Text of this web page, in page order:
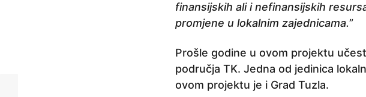
finansijskih ali i nefinansijskih
promjene u lokalnim zajednicama.”
Prošle godine u ovom projektu
područja TK. Jedna od jedinica
ovom projektu je i Grad Tuzla.